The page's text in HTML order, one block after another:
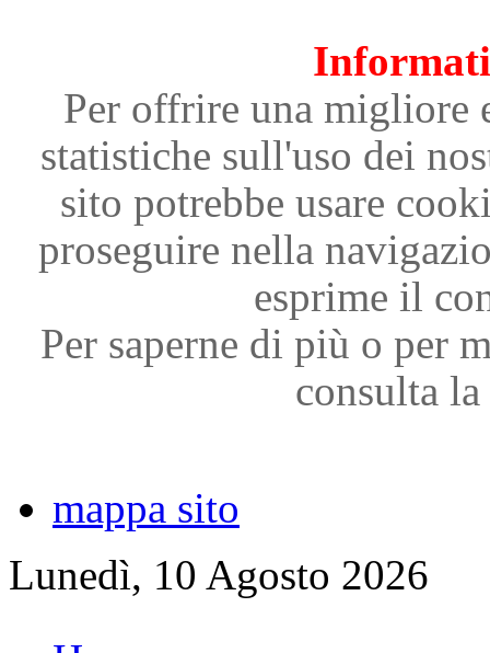
Per offrire una migliore
statistiche sull'uso dei
sito potrebbe usare
proseguire nella
esprime il
Per saperne di più o per
consulta
mappa sito
Lunedì, 10 Agosto 2026